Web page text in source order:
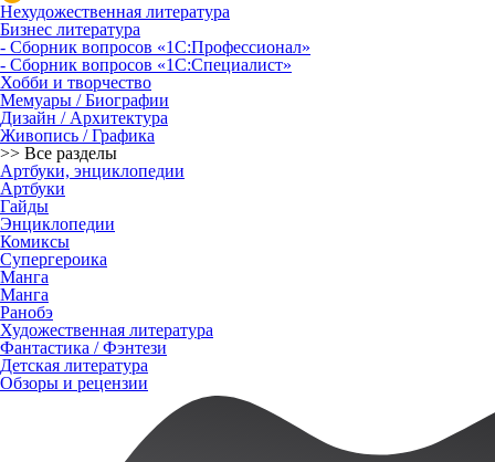
Нехудожественная литература
Бизнес литература
- Сборник вопросов «1С:Профессионал»
- Сборник вопросов «1С:Специалист»
Хобби и творчество
Мемуары / Биографии
Дизайн / Архитектура
Живопись / Графика
>> Все разделы
Артбуки, энциклопедии
Артбуки
Гайды
Энциклопедии
Комиксы
Супергероика
Манга
Манга
Ранобэ
Художественная литература
Фантастика / Фэнтези
Детская литература
Обзоры и рецензии